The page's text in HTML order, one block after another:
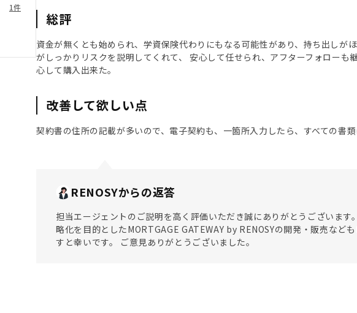
1件
総評
資金が無くとも始められ、学資保険代わりにもなる可能性があり、持ち出しが
がしっかりリスクを説明してくれて、 安心して任せられ、アフターフォロー
心して購入出来た。
改善して欲しい点
契約書の住所の記載が多いので、電子契約も、一箇所入力したら、すべての書
RENOSYからの返答
担当エージェントのご説明を高く評価いただき誠にありがとうございま
略化を目的としたMORTGAGE GATEWAY by RENOSYの開発・販売など
すと幸いです。 ご意見ありがとうございました。